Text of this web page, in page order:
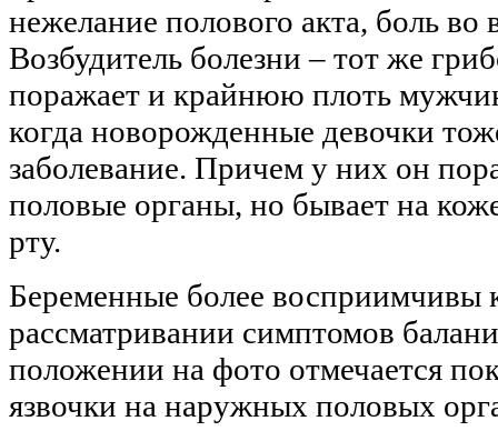
нежелание полового акта, боль во
Возбудитель болезни – тот же
поражает и крайнюю плоть
когда новорожденные девочки
заболевание. Причем у них он
половые органы, но бывает на
рту.
Беременные более восприимчивы
рассматривании симптомов
положении на фото отмечается
язвочки на наружных половых